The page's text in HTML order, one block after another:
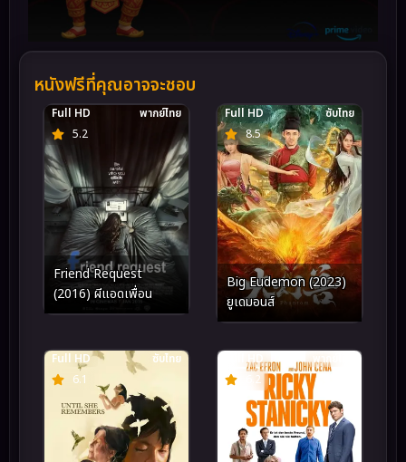
หนังฟรีที่คุณอาจจะชอบ
5.2
Full HD พากย์ไทย
Friend Request
(2016) ผีแอดเพื่อน
8.5
Full HD ซับไทย
Big Eudemon (2023)
ยูเดมอนส์
6.1
Full HD ซับไทย
6.2
Full HD พากย์ไทย